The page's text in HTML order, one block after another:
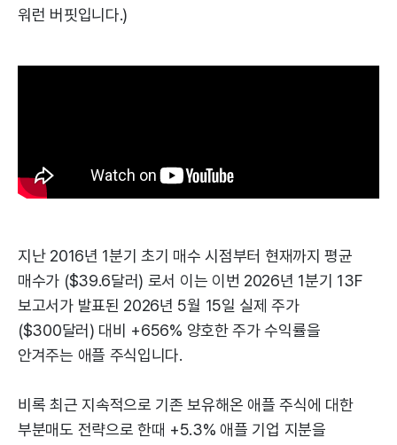
워런 버핏입니다.)
지난 2016년 1분기 초기 매수 시점부터 현재까지 평균
매수가 ($39.6달러) 로서 이는 이번 2026년 1분기 13F
보고서가 발표된 2026년 5월 15일 실제 주가
($300달러) 대비 +656% 양호한 주가 수익률을
안겨주는 애플 주식입니다.
비록 최근 지속적으로 기존 보유해온 애플 주식에 대한
부분매도 전략으로 한때 +5.3% 애플 기업 지분을